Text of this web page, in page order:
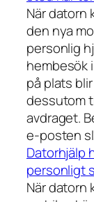
När datorn
den nya
personlig
hembesök
på plats
dessutom
avdraget.
e-posten
Datorhjälp
personligt
När datorn